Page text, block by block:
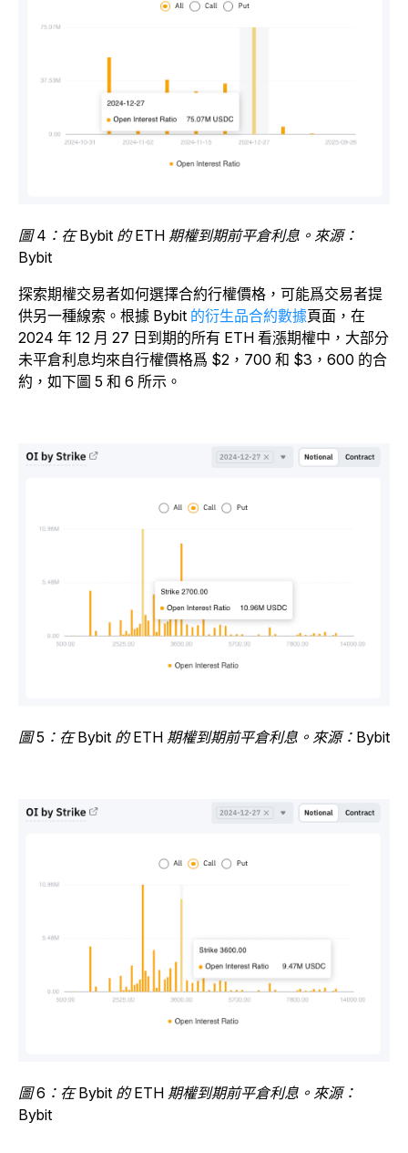
圖 4：在 Bybit 的 ETH 期權到期前平倉利息。來源：
Bybit
探索期權交易者如何選擇合約行權價格，可能爲交易者提
供另一種線索。根據 Bybit 的衍生品合約數據頁面，在
2024 年 12 月 27 日到期的所有 ETH 看漲期權中，大部分
未平倉利息均來自行權價格爲 $2，700 和 $3，600 的合
約，如下圖 5 和 6 所示。
圖 5：在 Bybit 的 ETH 期權到期前平倉利息。來源：Bybit
圖 6：在 Bybit 的 ETH 期權到期前平倉利息。來源：
Bybit